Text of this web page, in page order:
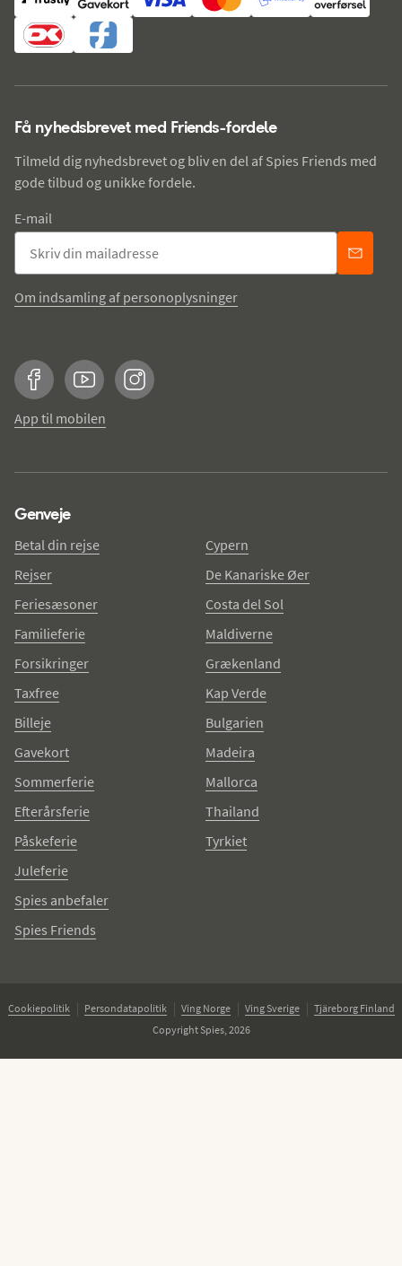
Få nyhedsbrevet med Friends-fordele
Tilmeld dig nyhedsbrevet og bliv en del af Spies Friends med
gode tilbud og unikke fordele.
E-mail
Om indsamling af personoplysninger
FacebookYouTubeInstagram
App til mobilen
Genveje
Betal din rejse
Rejser
Feriesæsoner
Familieferie
Forsikringer
Taxfree
Billeje
Gavekort
Sommerferie
Efterårsferie
Påskeferie
Juleferie
Spies anbefaler
Spies Friends
Cypern
De Kanariske Øer
Costa del Sol
Maldiverne
Grækenland
Kap Verde
Bulgarien
Madeira
Mallorca
Thailand
Tyrkiet
Cookiepolitik Persondatapolitik Ving Norge Ving Sverige
Tjäreborg Finland
Copyright Spies, 2026